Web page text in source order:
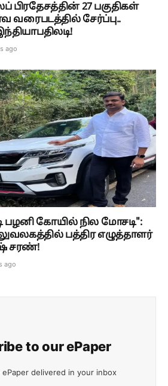
பிரதேசத்தின் 27 பகுதிகள்
வரைபடத்தில் சேர்ப்பு..
ago
பழனி கோயில் நில மோசடி":
பத்திர எழுத்தாளர்
சரண்!
ago
to our ePaper
delivered in your inbox